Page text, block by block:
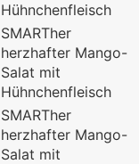
Hühnchenfleisch
SMARTher
herzhafter Mango-
Salat mit
Hühnchenfleisch
SMARTher
herzhafter Mango-
Salat mit